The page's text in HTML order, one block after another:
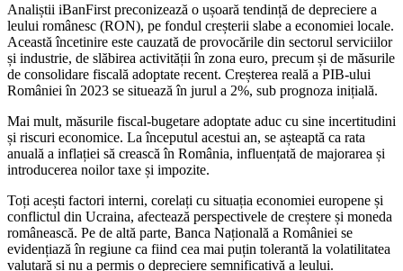
Analiștii iBanFirst preconizează o ușoară tendință de depreciere a
leului românesc (RON), pe fondul creșterii slabe a economiei locale.
Această încetinire este cauzată de provocările din sectorul serviciilor
și industrie, de slăbirea activității în zona euro, precum și de măsurile
de consolidare fiscală adoptate recent. Creșterea reală a PIB-ului
României în 2023 se situează în jurul a 2%, sub prognoza inițială.
Mai mult, măsurile fiscal-bugetare adoptate aduc cu sine incertitudini
și riscuri economice. La începutul acestui an, se așteaptă ca rata
anuală a inflației să crească în România, influențată de majorarea și
introducerea noilor taxe și impozite.
Toți acești factori interni, corelați cu situația economiei europene și
conflictul din Ucraina, afectează perspectivele de creștere și moneda
românească. Pe de altă parte, Banca Națională a României se
evidențiază în regiune ca fiind cea mai puțin tolerantă la volatilitatea
valutară și nu a permis o depreciere semnificativă a leului.